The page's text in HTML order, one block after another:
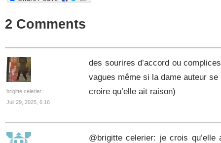
2 Comments
brigitte celerier
Juil 29, 2025, 6:16
des sourires d’accord ou
vagues même si la dame auteur
croire qu’elle ait raison)
@brigitte celerier: je crois